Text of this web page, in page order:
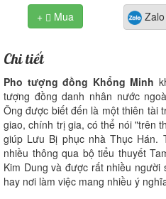
+  Mua Zalo
Chi tiết
Pho tượng đồng Khổng Minh
tượng đồng danh nhân nước
Ông được biết đến là một thiên tài
giao, chính trị gia, có thể nói "trên
giúp Lưu Bị phục nhà Thục Hán.
nhiều thông qua bộ tiểu thuyết
Kim Dung và được rất nhiều
hay nơi làm việc mang nhiều ý